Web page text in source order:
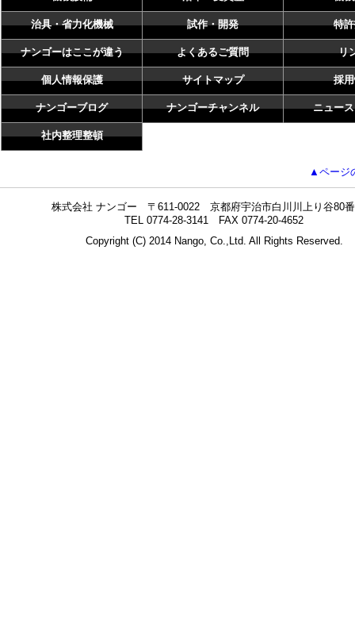
治具・省力化機械 試作・開発 特
ナンゴーはここが違う よくあるご質問 リ
個人情報保護 サイトマップ 採
ナンゴーブログ ナンゴーチャンネル ニュー
社内整理整頓
▲ページ
株式会社 ナンゴー 〒611-0022 京都府宇治市白川川上り谷80
TEL 0774-28-3141 FAX 0774-20-4652
Copyright (C) 2014 Nango, Co.,Ltd. All Rights Reserved.